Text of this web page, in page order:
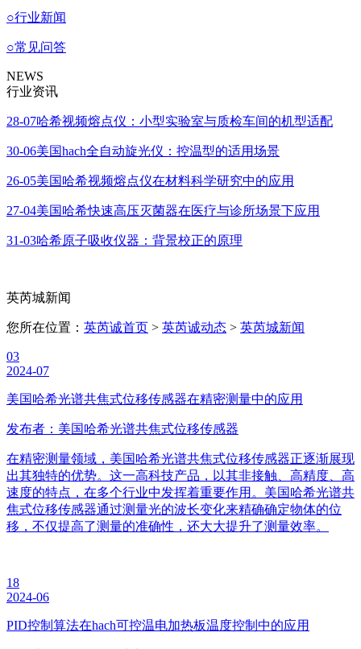
○行业新闻
○常见问答
NEWS
行业资讯
28-07哈希视频熔点仪：小型实验室与质检车间的机型适配
30-06美国hach全自动旋光仪：控温型的适用场景
26-05美国哈希视频熔点仪在材料科学研究中的应用
27-04美国哈希快速高压灭菌器在医疗与诊所场景下应用
31-03哈希原子吸收仪器：背景校正的原理
英芮城新闻
您所在位置： 英芮诚首页 > 英芮诚动态 > 英芮城新闻
03
2024-07
美国哈希光谱共焦式位移传感器在精密测量中的应用
发布者：美国哈希光谱共焦式位移传感器
在精密测量领域，美国哈希光谱共焦式位移传感器正逐渐展现
出其独特的优势。这一高科技产品，以其非接触、高精度、高
速度的特点，在多个行业中发挥着重要作用。美国哈希光谱共
焦式位移传感器通过测量光的波长变化来精确确定物体的位
移，不仅提高了测量的准确性，还大大提升了测量效率。
18
2024-06
PID控制算法在hach可控温电加热板温度控制中的应用